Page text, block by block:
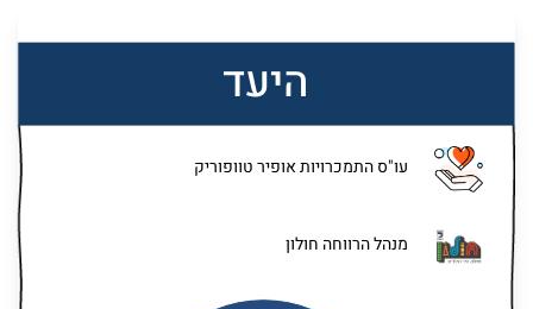
היעד
עו"ס התמכרויות אופיר טוופוריק
מנהל הרווחה חולון